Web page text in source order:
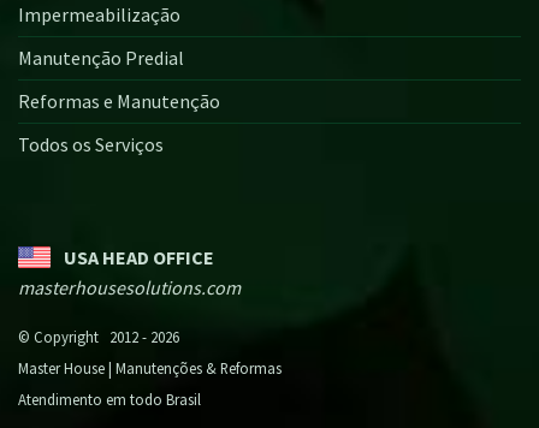
Impermeabilização
Manutenção Predial
Reformas e Manutenção
Todos os Serviços
USA HEAD OFFICE
masterhousesolutions.com
© Copyright 2012 - 2026
Master House | Manutenções & Reformas
Atendimento em todo Brasil